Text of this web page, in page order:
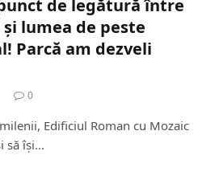
de legătură între
lumea de peste
Parcă am dezveli
0
Edificiul Roman cu Mozaic
să își…